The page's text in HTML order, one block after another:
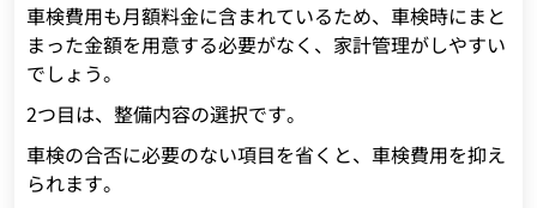
車検費用も月額料金に含まれているため、車検時にまと
まった金額を用意する必要がなく、家計管理がしやすい
でしょう。
2つ目は、整備内容の選択です。
車検の合否に必要のない項目を省くと、車検費用を抑え
られます。